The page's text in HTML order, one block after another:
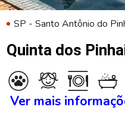
SP - Santo Antônio do
Quinta dos
Ver mais